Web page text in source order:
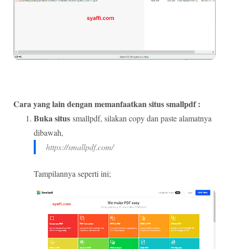
Cara yang lain dengan memanfaatkan situs smallpdf :
Buka situssmallpdf, silakan copy dan paste alamatnya
dibawah,
https://smallpdf.com/
Tampilannya seperti ini;